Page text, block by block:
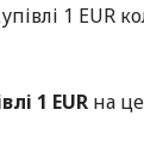
1 EUR
1 EUR на